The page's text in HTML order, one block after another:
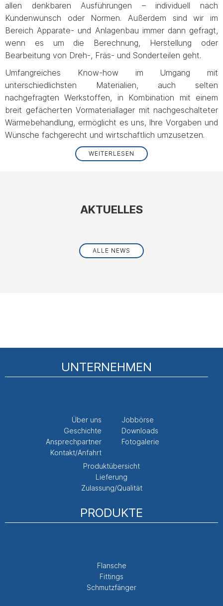
allen denkbaren Ausführungen – individuell nach
Kundenwunsch oder Normen. Außerdem sind wir im
Bereich Apparate- und Anlagenbau immer dann gefragt,
wenn es um die Berechnung, Herstellung oder
Bearbeitung von Dreh-, Fräs- und Sonderteilen geht.
Umfangreiches Know-how im Umgang mit
unterschiedlichsten Materialien, auch selten
nachgefragten Werkstoffen, in Kombination mit einem
breit gefächerten Vormateriallager mit nachgeschalteter
Wärmebehandlung, ermöglicht es uns, Ihre Vorgaben und
Wünsche fachgerecht und wirtschaftlich umzusetzen.
WEITERLESEN
AKTUELLES
ALLE NEWS
UNTERNEHMEN
Über uns
Geschichte
Ansprechpartner
Kontakt/Anfahrt
Jobbörse
Downloads
Fotogalerie
Produktübersicht
Lieferung
Zulassung/Qualität
PRODUKTE
Flansche
Fittings
Schmutzfänger